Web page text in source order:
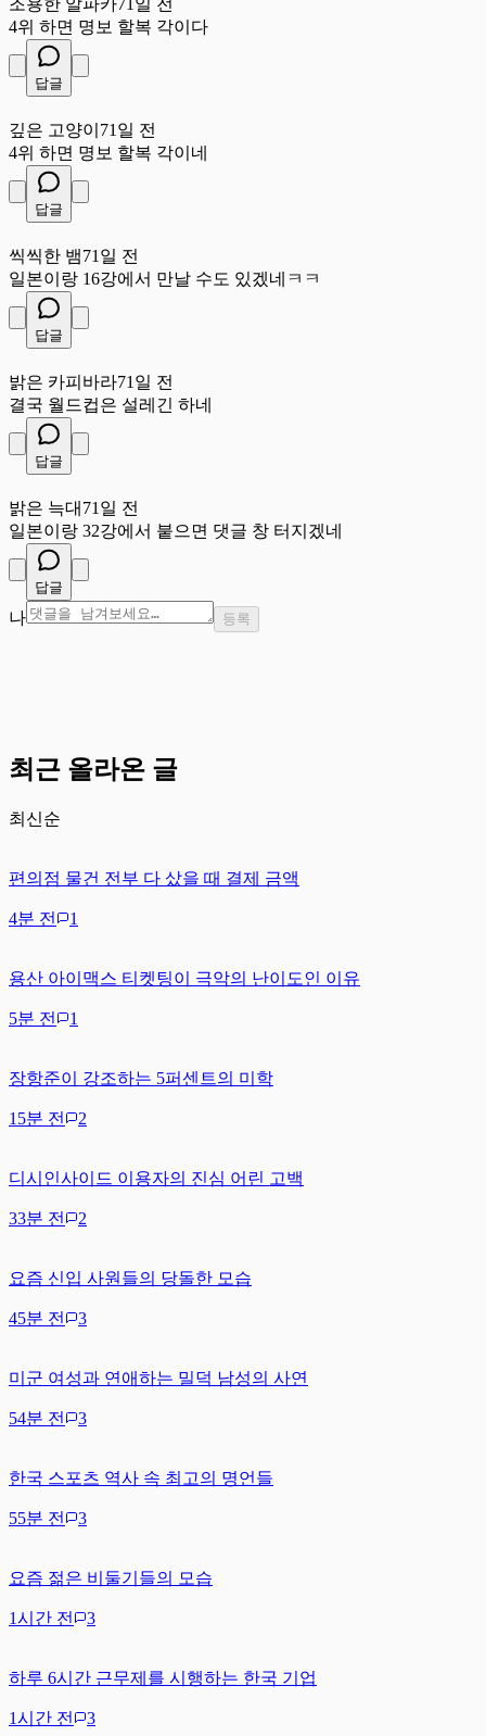
4위 하면 명보 할복 각이다
답글
깊은 고양이 71일 전
4위 하면 명보 할복 각이네
답글
씩씩한 뱀71일 전
일본이랑 16강에서 만날 수도 있겠네ㅋㅋ
답글
밝은 카피바라71일 전
결국 월드컵은 설레긴 하네
답글
밝은 늑대 71일 전
일본이랑 32강에서 붙으면 댓글 창 터지겠네
답글
나 등록
최근 올라온 글
최신순
편의점 물건 전부 다 샀을 때 결제 금액
4분 전 1
용산 아이맥스 티켓팅이 극악의 난이도인 이유
5분 전 1
장항준이 강조하는 5퍼센트의 미학
15분 전 2
디시인사이드 이용자의 진심 어린 고백
33분 전 2
요즘 신입 사원들의 당돌한 모습
45분 전 3
미군 여성과 연애하는 밀덕 남성의 사연
54분 전 3
한국 스포츠 역사 속 최고의 명언들
55분 전 3
요즘 젊은 비둘기들의 모습
1시간 전 3
하루 6시간 근무제를 시행하는 한국 기업
1시간 전 3